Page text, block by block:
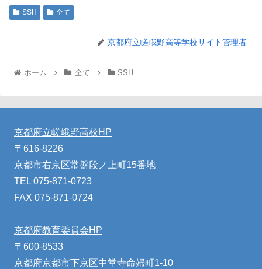
SSH 全て
京都府立嵯峨野高等学校サイト管理者
ホーム 全て SSH
京都府立嵯峨野高校HP
〒616-8226
京都市右京区常盤段ノ上町15番地
TEL 075-871-0723
FAX 075-871-0724
京都府教育委員会HP
〒600-8533
京都府京都市下京区中堂寺命婦町1-10